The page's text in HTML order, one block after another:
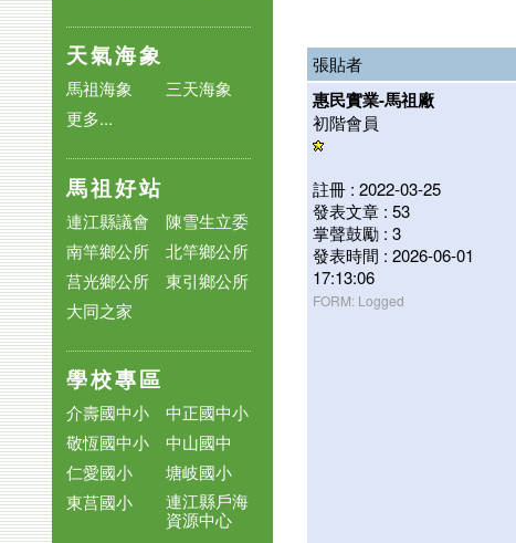
天氣海象
馬祖海象
三天海象
更多...
馬祖好站
連江縣議會
陳雪生立委
南竿鄉公所
北竿鄉公所
莒光鄉公所
東引鄉公所
大同之家
學校專區
介壽國中小
中正國中小
敬恆國中小
中山國中
仁愛國小
塘岐國小
東莒國小
連江縣戶海
資源中心
張貼者
惠民實業-馬祖廠
初階會員
註冊 : 2022-03-25
發表文章 : 53
掌聲鼓勵 : 3
發表時間 : 2026-06-01
17:13:06
FORM: Logged